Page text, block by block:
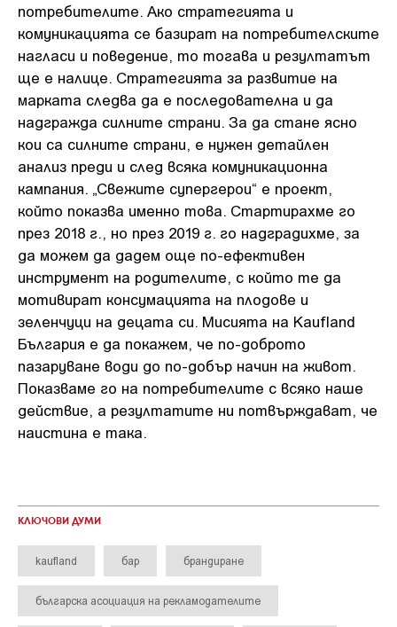
потребителите. Ако стратегията и
комуникацията се базират на потребителските
нагласи и поведение, то тогава и резултатът
ще е налице. Стратегията за развитие на
марката следва да е последователна и да
надгражда силните страни. За да стане ясно
кои са силните страни, е нужен детайлен
анализ преди и след всяка комуникационна
кампания. „Свежите супергерои“ е проект,
който показва именно това. Стартирахме го
през 2018 г., но през 2019 г. го надградихме, за
да можем да дадем още по-ефективен
инструмент на родителите, с който те да
мотивират консумацията на плодове и
зеленчуци на децата си. Мисията на Kaufland
България е да покажем, че по-доброто
пазаруване води до по-добър начин на живот.
Показваме го на потребителите с всяко наше
действие, а резултатите ни потвърждават, че
наистина е така.
КЛЮЧОВИ ДУМИ
kaufland бар брандиране
българска асоциация на рекламодателите